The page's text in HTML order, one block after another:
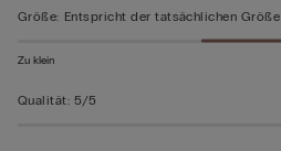
5
Größe: Entspricht der tatsächlichen Größe
Zu klein
Qualität: 5/5